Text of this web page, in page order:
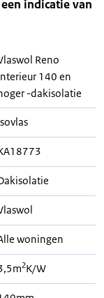
indicatie van
Reno
140 en
-dakisolatie
woningen
2K/W